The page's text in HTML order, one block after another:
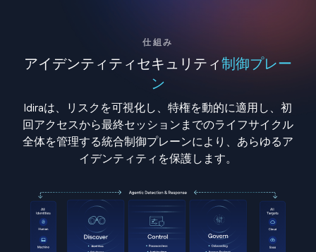
仕組み
アイデンティティセキュリティ制御プレー
ン
Idiraは、リスクを可視化し、特権を動的に適用し、初
回アクセスから最終セッションまでのライフサイクル
全体を管理する統合制御プレーンにより、あらゆるア
イデンティティを保護します。